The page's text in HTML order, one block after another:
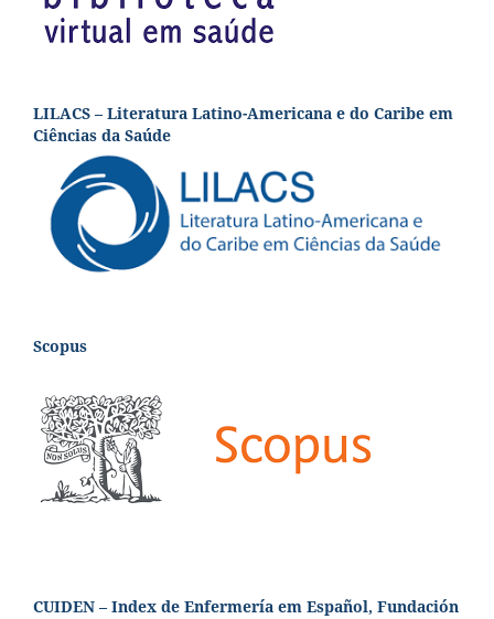
LILACS – Literatura Latino-Americana e do Caribe em
Ciências da Saúde
Scopus
CUIDEN – Index de Enfermería em Español, Fundación